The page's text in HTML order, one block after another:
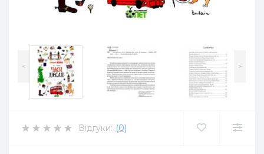
< >
Відгуки: (0)